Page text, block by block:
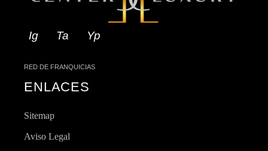
Ig Ta Yp
RED DE FRANQUICIAS
ENLACES
Sitemap
Aviso Legal